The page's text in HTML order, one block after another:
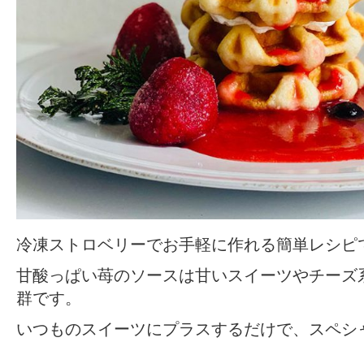
冷凍ストロベリーでお手軽に作れる簡単レシピ
甘酸っぱい苺のソースは甘いスイーツやチーズ
群です。
いつものスイーツにプラスするだけで、スペ